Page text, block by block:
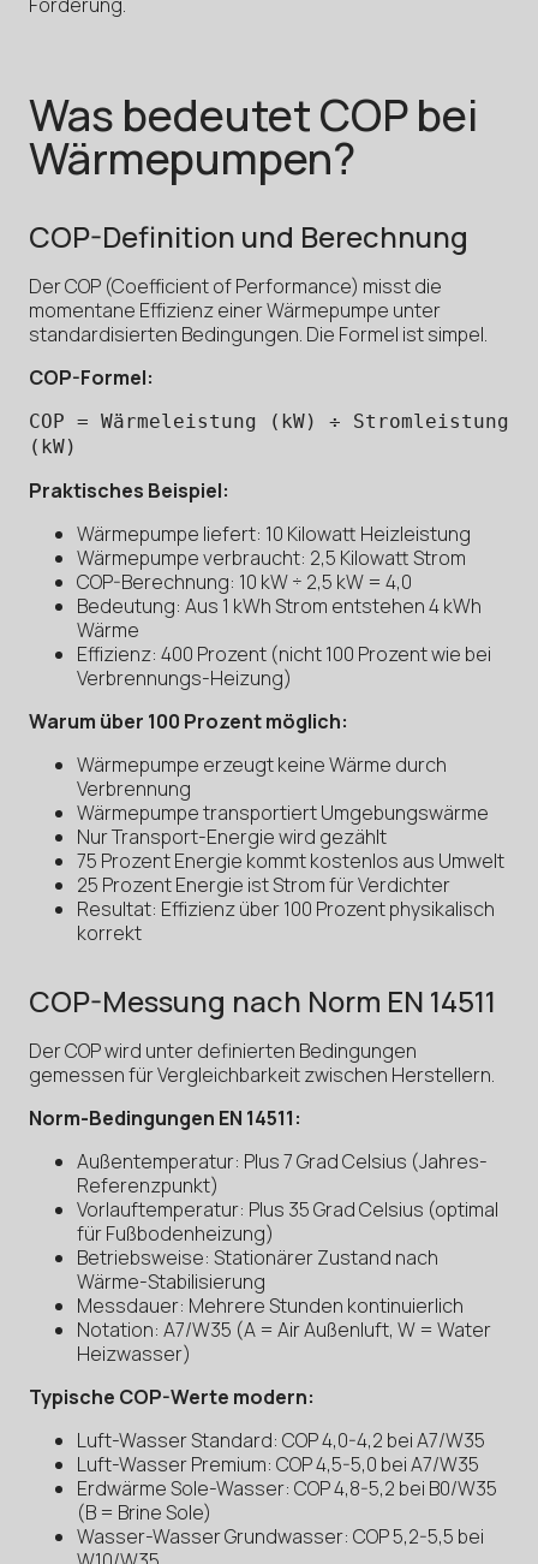
Was bedeutet COP bei
Wärmepumpen?
COP-Definition und Berechnung
Der COP (Coefficient of Performance) misst die
momentane Effizienz einer Wärmepumpe unter
standardisierten Bedingungen. Die Formel ist simpel.
COP-Formel:
COP = Wärmeleistung (kW) ÷ Stromleistung
(kW)
Praktisches Beispiel:
Wärmepumpe liefert: 10 Kilowatt Heizleistung
Wärmepumpe verbraucht: 2,5 Kilowatt Strom
COP-Berechnung: 10 kW ÷ 2,5 kW = 4,0
Bedeutung: Aus 1 kWh Strom entstehen 4 kWh
Wärme
Effizienz: 400 Prozent (nicht 100 Prozent wie bei
Verbrennungs-Heizung)
Warum über 100 Prozent möglich:
Wärmepumpe erzeugt keine Wärme durch
Verbrennung
Wärmepumpe transportiert Umgebungswärme
Nur Transport-Energie wird gezählt
75 Prozent Energie kommt kostenlos aus Umwelt
25 Prozent Energie ist Strom für Verdichter
Resultat: Effizienz über 100 Prozent physikalisch
korrekt
COP-Messung nach Norm EN 14511
Der COP wird unter definierten Bedingungen
gemessen für Vergleichbarkeit zwischen Herstellern.
Norm-Bedingungen EN 14511:
Außentemperatur: Plus 7 Grad Celsius (Jahres-
Referenzpunkt)
Vorlauftemperatur: Plus 35 Grad Celsius (optimal
für Fußbodenheizung)
Betriebsweise: Stationärer Zustand nach
Wärme-Stabilisierung
Messdauer: Mehrere Stunden kontinuierlich
Notation: A7/W35 (A = Air Außenluft, W = Water
Heizwasser)
Typische COP-Werte modern:
Luft-Wasser Standard: COP 4,0-4,2 bei A7/W35
Luft-Wasser Premium: COP 4,5-5,0 bei A7/W35
Erdwärme Sole-Wasser: COP 4,8-5,2 bei B0/W35
(B = Brine Sole)
Wasser-Wasser Grundwasser: COP 5,2-5,5 bei